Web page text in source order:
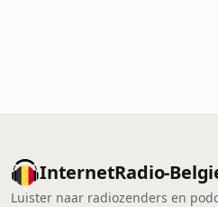
InternetRadio-
Luister naar radiozenders en